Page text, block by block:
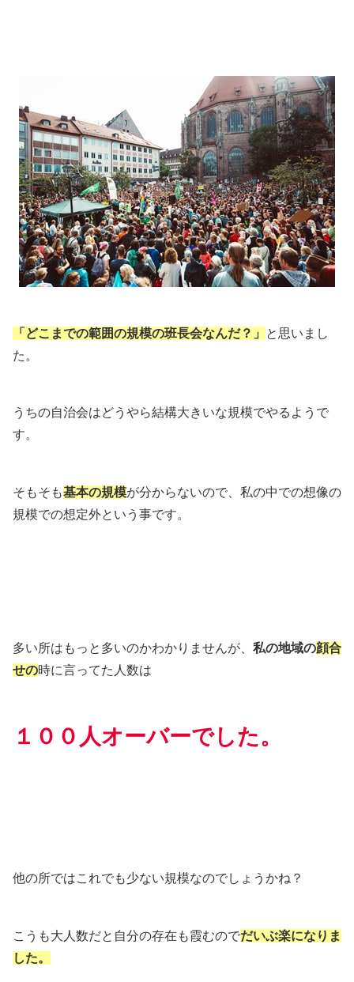
「どこまでの範囲の規模の班長会なんだ？」
と思いまし
た。
うちの自治会はどうやら結構大きいな規模でやるようで
す。
そもそも基本の規模が分からないので、私の中での想像の
規模での想定外という事です。
多い所はもっと多いのかわかりませんが、 私の地域の顔合
せの時に言ってた人数は
１００人オーバーでした。
他の所ではこれでも少ない規模なのでしょうかね？
こうも大人数だと自分の存在も霞むのでだいぶ楽になりま
した。